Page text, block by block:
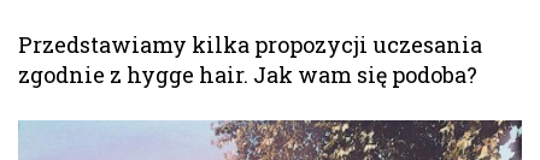
Przedstawiamy kilka propozycji uczesania
zgodnie z hygge hair. Jak wam się podoba?